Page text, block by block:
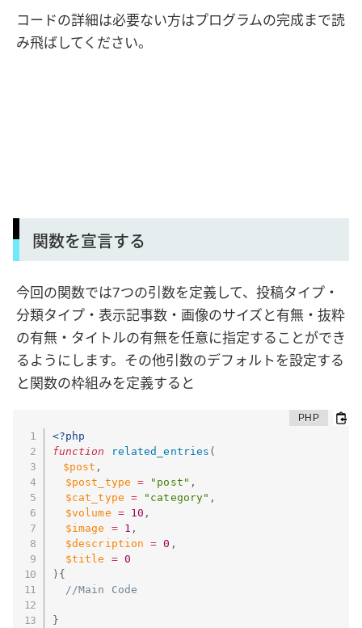
コードの詳細は必要ない方はプログラムの完成まで読
み飛ばしてください。
関数を宣言する
今回の関数では7つの引数を定義して、投稿タイプ・
分類タイプ・表示記事数・画像のサイズと有無・抜粋
の有無・タイトルの有無を任意に指定することができ
るようにします。その他引数のデフォルトを設定する
と関数の枠組みを定義すると
<?php
function
related_entries (
$post ,
$post_type
= "post" ,
$cat_type = "category" ,
$volume = 10 ,
$image
= 1 ,
$description
= 0 ,
$title
= 0
) {
//Main Code
}